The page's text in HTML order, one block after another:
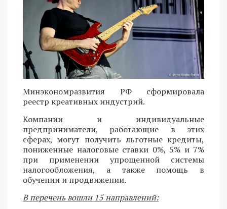
Минэкономразвития РФ сформировала
реестр креативных индустрий.
Компании и индивидуальные
предприниматели, работающие в этих
сферах, могут получить льготные кредиты,
пониженные налоговые ставки 0%, 5% и 7%
при применении упрощенной системы
налогообложения, а также помощь в
обучении и продвижении.
В перечень вошли 15 направлений: